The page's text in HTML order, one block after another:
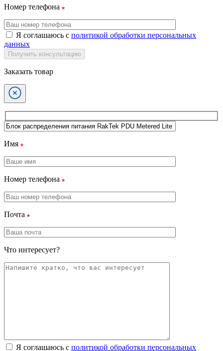
Номер телефона
Я соглашаюсь с политикой обработки персональных
данных
Получить консультацию
Заказать товар
Имя
Номер телефона
Почта
Что интересует?
Я соглашаюсь с политикой обработки персональных